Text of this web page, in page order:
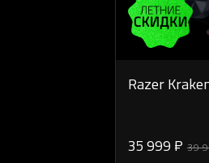
Razer
35 999 ₽ 39